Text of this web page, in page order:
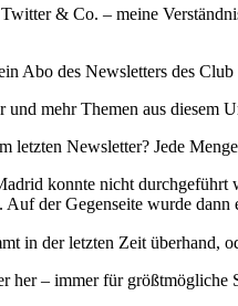
& Co. – meine
Abo des Newsletters des
und mehr Themen aus diesem
letzten Newsletter? Jede
konnte nicht durchgeführt
der Gegenseite wurde
in der letzten Zeit überhand,
her – immer für